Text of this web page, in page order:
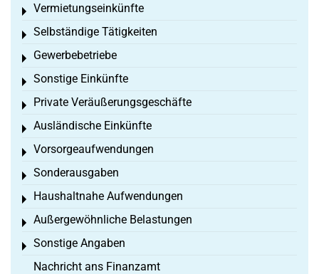
Vermietungseinkünfte
Toggle menu
Selbständige Tätigkeiten
Toggle menu
Gewerbebetriebe
Toggle menu
Sonstige Einkünfte
Toggle menu
Private Veräußerungsgeschäfte
Toggle menu
Ausländische Einkünfte
Toggle menu
Vorsorgeaufwendungen
Toggle menu
Sonderausgaben
Toggle menu
Haushaltnahe Aufwendungen
Toggle menu
Außergewöhnliche Belastungen
Toggle menu
Sonstige Angaben
Toggle menu
Nachricht ans Finanzamt